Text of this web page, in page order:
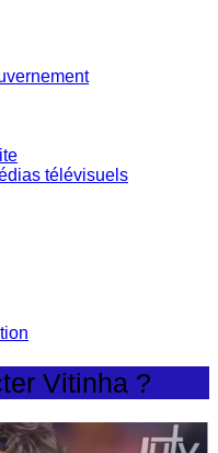
télévisuels
Vitinha ?